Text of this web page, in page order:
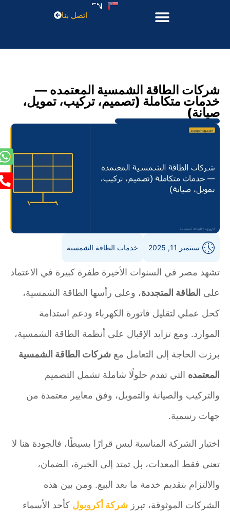
EN
اتصل بنا
شركات الطاقة الشمسية المعتمده —
خدمات متكاملة (تصميم، تركيب، تمويل،
صيانة)
سبتمبر 11, 2025 خدمات الطاقة الشمسية
تشهد مصر في السنوات الأخيرة طفرة كبيرة في الاعتماد
علىالطاقة المتجددة، وعلى رأسها الطاقة الشمسية،
كحل عملي لتقليل فاتورة الكهرباء ودعم استدامة
الموارد. ومع تزايد الإقبال على أنظمة الطاقة الشمسية،
برزت الحاجة إلى التعامل معشركات الطاقة الشمسية
المعتمدهالتي تقدم حلولًا شاملة تشمل التصميم
والتركيب والصيانة والتمويل، وفق معايير معتمدة من
جهات رسمية.
اختيار الشركة المناسبة ليس قرارًا بسيطًا، فالجودة هنا لا
تعني فقط المعدات، بل تمتد إلى الخبرة، الضمان،
والالتزام بتقديم خدمة ما بعد البيع. ومن بين هذه
الشركات الموثوقة، تبرز شركة أكروبولكأحد الأسماء